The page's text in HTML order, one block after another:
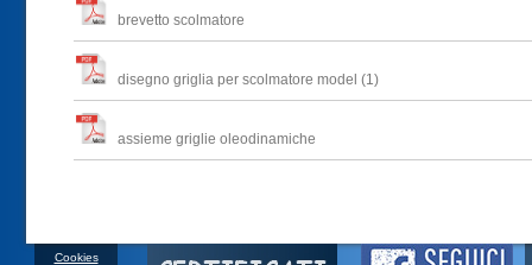
brevetto scolmatore
disegno griglia per scolmatore model (1)
assieme griglie oleodinamiche
Cookies